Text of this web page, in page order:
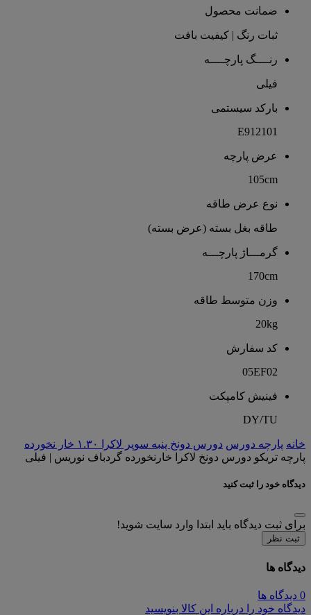
ضمانت محصول
ثبات رنگ | کیفیت بافت
رنــــگ پارچــــه
فیلی
بارکد سیستمی
E912101
عرض پارچه
105cm
نوع عرض طاقه
طاقه بغل بسته (عرض بسته)
گرمـــاژ پارچـــه
170cm
وزن متوسط طاقه
20kg
کد سفارش
05EF02
فینیش کامپکت
DY/TU
خانه پارچه دورس دورس دونخ پنبه سوپر لاکرا ۱.۳۰ خار نخورده
پارچه تریکو دورس دونخ لاکرا خارنخورده گردباف نوریس | فیلی
دیدگاه خود را ثبت کنید
برای ثبت دیدگاه باید ابتدا وارد سایت شوید!
ثبت نظر
دیدگاه ها
0 دیدگاه ها
دیدگاه خود را درباره این کالا بنویسید